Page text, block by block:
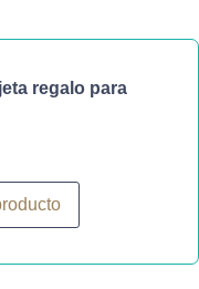
regalo para